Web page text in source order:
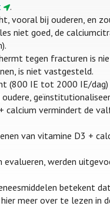
.
vooral bij ouderen, en
niet goed, de
tegen fracturen is
is niet vastgesteld.
(800 IE tot 2000 IE/
calcium vermindert de
van vitamine D3 +
werden
betekent
meer over te lezen in